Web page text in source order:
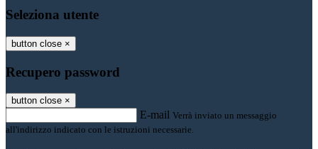
Seleziona utente
button close ×
Recupero password
button close ×
E-mail Verrà inviato un messaggio
all'indirizzo indicato con le istruzioni necessarie.